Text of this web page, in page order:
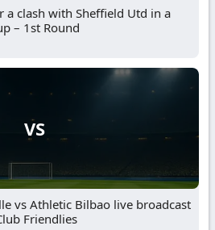
a clash with Sheffield Utd in a
– 1st Round
VS
vs Athletic Bilbao live broadcast
Friendlies